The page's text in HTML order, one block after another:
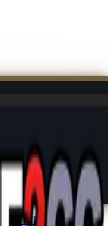
特定商取引法に基づく